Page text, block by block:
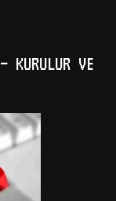
VE